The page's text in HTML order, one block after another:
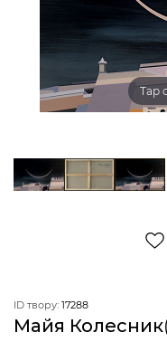
Tap
ID твору: 17288
Майя Колесник